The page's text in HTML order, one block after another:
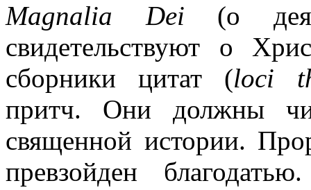
Magnalia Dei (о
свидетельствуют о
сборники цитат (loci
притч. Они должны
священной истории.
превзойден